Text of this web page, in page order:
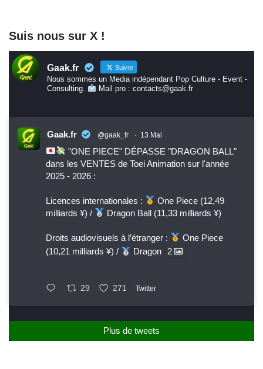
Suis nous sur X !
Gaak.fr Suivre
Nous sommes un Media indépendant Pop Culture - Event -
Consulting.
Mail pro : contacts@gaak.fr
Gaak.fr @gaak_fr · 13 Mai
"ONE PIECE" DÉPASSE "DRAGON BALL"
dans les VENTES de Toei Animation sur l'année
2025 - 2026 :
Licences internationales :
One Piece (12,49
milliards ¥) /
Dragon Ball (11,33 milliards ¥)
Droits audiovisuels à l’étranger :
One Piece
(10,21 milliards ¥) /
Dragon 2
29 271 Twitter
Plus de tweets